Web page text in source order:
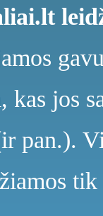
kas jos
pan.).